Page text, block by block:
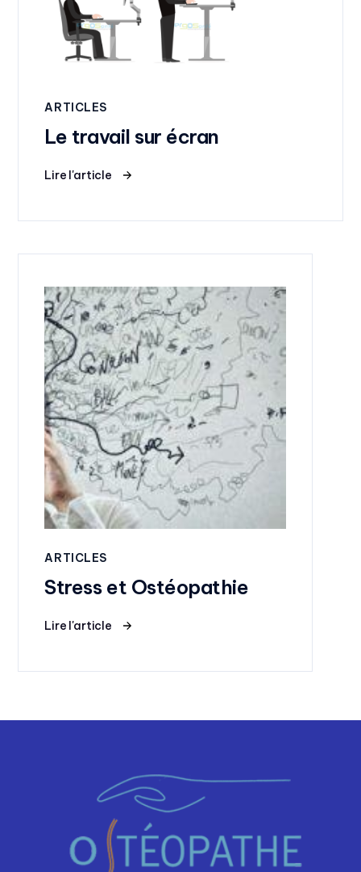
ARTICLES
Le travail sur écran
Lire l'article
ARTICLES
Stress et Ostéopathie
Lire l'article